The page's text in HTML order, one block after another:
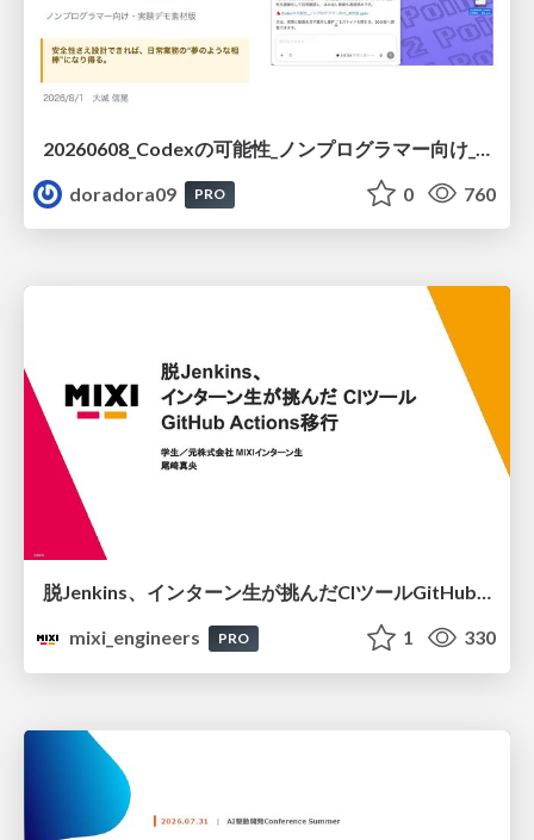
doradora09
PRO 0 760
脱Jenkins、インターン生が挑んだCIツールGitHubActions移行
mixi_engineers
PRO 1 330